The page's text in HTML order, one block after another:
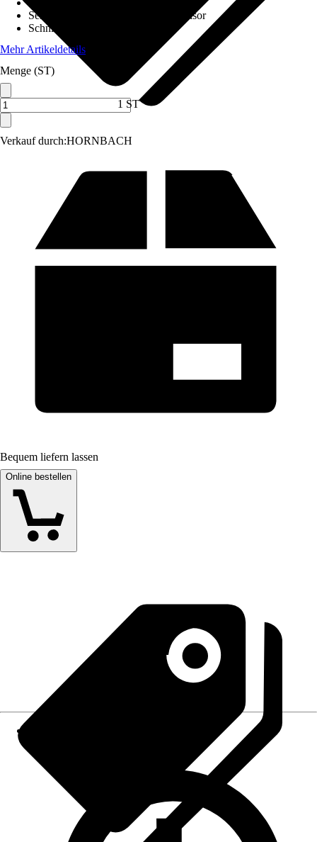
Verkauf durch:HORNBACH
Sensoren
Kollisionssensor, Hebesensor
Schnittbreite
Mehr Artikeldetails
Menge (ST)
1 ST
Bequem liefern lassen
Online bestellen